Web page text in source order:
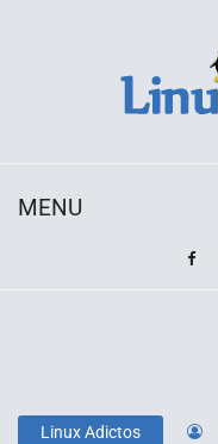
MENU
Linux Adictos